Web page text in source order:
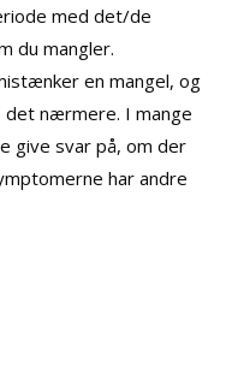
med det/de
du mangler.
en mangel, og
det nærmere. I mange
give svar på, om der
har andre